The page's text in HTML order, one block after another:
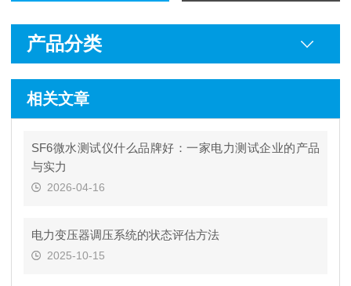
产品分类
相关文章
SF6微水测试仪什么品牌好：一家电力测试企业的产品
与实力
2026-04-16
电力变压器调压系统的状态评估方法
2025-10-15